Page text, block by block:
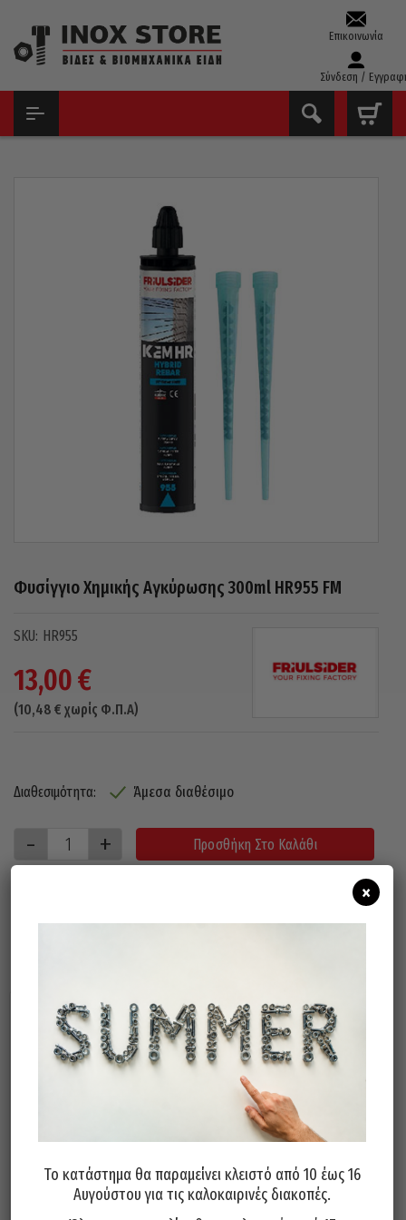
Επικοινωνία
Σύνδεση /
Φυσίγγιο Χημικής Αγκύρωσης 300ml HR955 FM
HR955
13,00€
(10,48 € χωρίς Φ.Π.Α)
Διαθεσιμότητα: Άμεσα διαθέσιμο
Προσθήκη Στο Καλάθι
Πλαστικά Δίχτυα Χημικής
Αγκύρωσης FRIULSIDER BRP
Πλαστικά Δίχτυα Χημικής
Αγκύρωσης FRIULSIDER BRP
Το κατάστημα θα παραμείνει κλειστό από 10 έως 16
Αυγούστου για τις καλοκαιρινές διακοπές.
×